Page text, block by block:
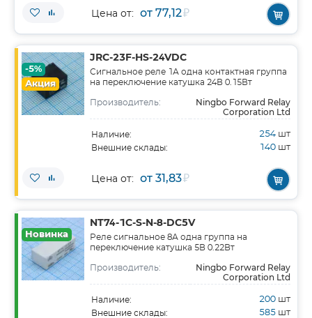
Цена от: от 77,12₽
-5%
Акция
JRC-23F-HS-24VDC
Сигнальное реле 1А одна контактная группа
на переключение катушка 24В 0.15Вт
Производитель:
Ningbo Forward Relay
Corporation Ltd
Наличие: 254 шт
Внешние склады: 140 шт
Цена от: от 31,83₽
Новинка
NT74-1C-S-N-8-DC5V
Реле сигнальное 8А одна группа на
переключение катушка 5В 0.22Вт
Производитель:
Ningbo Forward Relay
Corporation Ltd
Наличие: 200 шт
Внешние склады: 585 шт